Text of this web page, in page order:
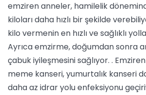
emziren anneler, hamilelik
kiloları daha hızlı bir şekilde
kilo vermenin en hızlı ve sağlıklı
Ayrıca emzirme, doğumdan sonra
çabuk iyileşmesini sağlıyor. .
meme kanseri, yumurtalık kanseri
daha az idrar yolu enfeksiyonu